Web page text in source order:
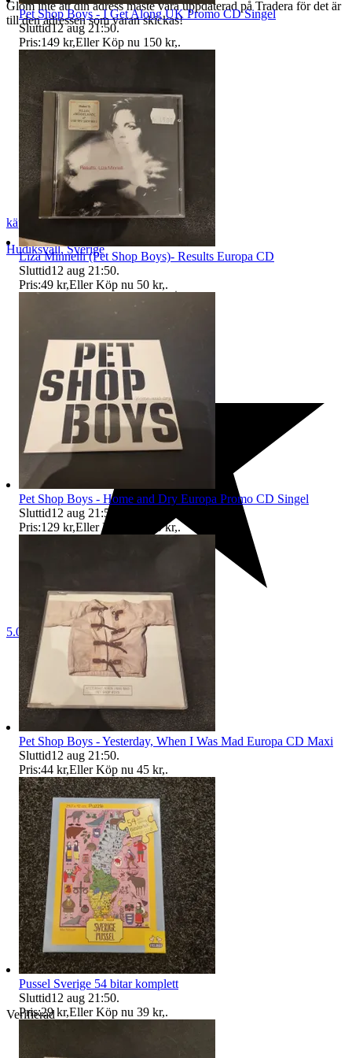
Glöm inte att din adress måste vara uppdaterad på Tradera för det är
till den adressen som varan skickas!
käppis
Hudiksvall,Sverige
5.0
Verifierad
Pet Shop Boys - I Get Along UK Promo CD Singel
Sluttid12 aug 21:50.
Pris:149 kr,Eller Köp nu 150 kr,.
Liza Minnelli (Pet Shop Boys)- Results Europa CD
Sluttid12 aug 21:50.
Pris:49 kr,Eller Köp nu 50 kr,.
Pet Shop Boys - Home and Dry Europa Promo CD Singel
Sluttid12 aug 21:50
Pris:129 kr,Eller Köp nu 130 kr,.
Pet Shop Boys - Yesterday, When I Was Mad Europa CD Maxi
Sluttid12 aug 21:50.
Pris:44 kr,Eller Köp nu 45 kr,.
Pussel Sverige 54 bitar komplett
Sluttid12 aug 21:50.
Pris:29 kr,Eller Köp nu 39 kr,.